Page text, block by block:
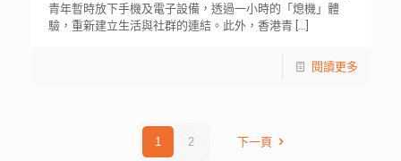
青年暫時放下手機及電子設備，透過一小時的「熄機」體
驗，重新建立生活與社群的連結。此外，香港青[…]
閱讀更多
1 2 下一頁